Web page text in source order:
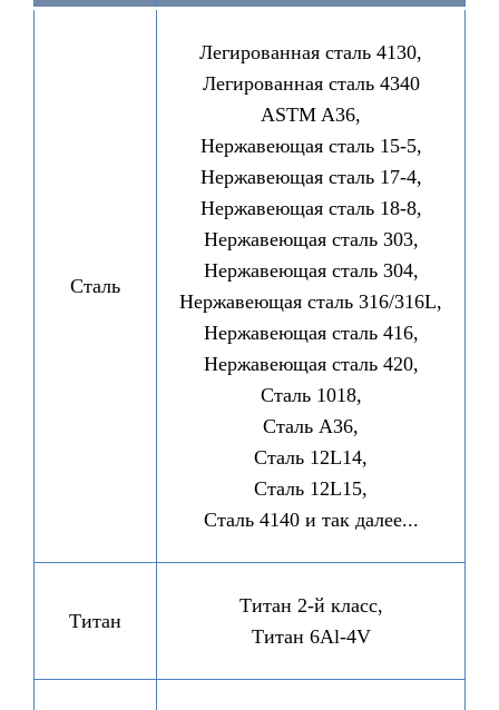
Сталь
Легированная сталь 4130,
Легированная сталь 4340
ASTM A36,
Нержавеющая сталь 15-5,
Нержавеющая сталь 17-4,
Нержавеющая сталь 18-8,
Нержавеющая сталь 303,
Нержавеющая сталь 304,
Нержавеющая сталь 316/316L,
Нержавеющая сталь 416,
Нержавеющая сталь 420,
Сталь 1018,
Сталь A36,
Сталь 12L14,
Сталь 12L15,
Сталь 4140 и так далее...
Титан
Титан 2-й класс,
Титан 6Al-4V